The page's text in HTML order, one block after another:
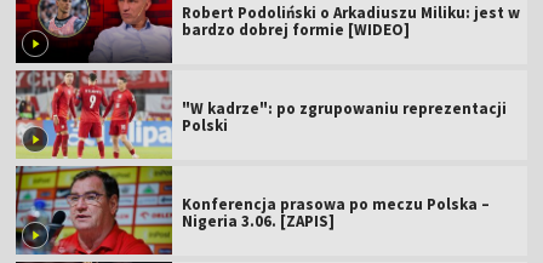
Robert Podoliński o Arkadiuszu Miliku: jest w
bardzo dobrej formie [WIDEO]
"W kadrze": po zgrupowaniu reprezentacji
Polski
Konferencja prasowa po meczu Polska –
Nigeria 3.06. [ZAPIS]